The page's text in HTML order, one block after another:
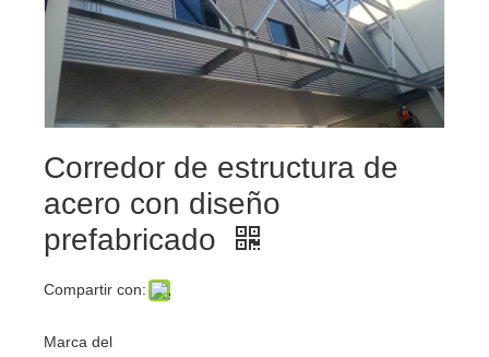
Corredor de estructura de
acero con diseño
prefabricado
Compartir con:
Marca del